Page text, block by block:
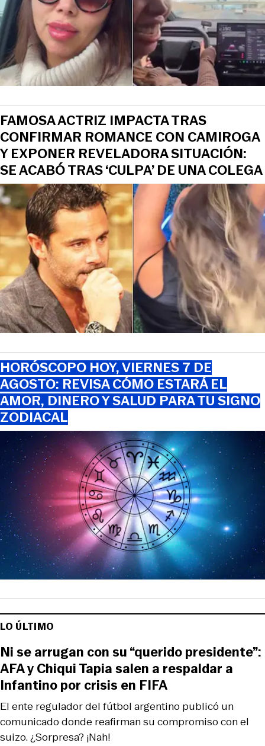
FAMOSA ACTRIZ IMPACTA TRAS
CONFIRMAR ROMANCE CON CAMIROGA
Y EXPONER REVELADORA SITUACIÓN:
SE ACABÓ TRAS ‘CULPA’ DE UNA COLEGA
HORÓSCOPO HOY, VIERNES 7 DE
AGOSTO: REVISA CÓMO ESTARÁ EL
AMOR, DINERO Y SALUD PARA TU SIGNO
ZODIACAL
LO ÚLTIMO
El ente regulador del fútbol argentino publicó un
comunicado donde reafirman su compromiso con el
suizo. ¿Sorpresa? ¡Nah!
Ni se arrugan con su “querido presidente”:
AFA y Chiqui Tapia salen a respaldar a
Infantino por crisis en FIFA